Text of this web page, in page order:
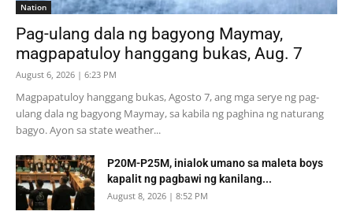
Nation
Pag-ulang dala ng bagyong Maymay,
magpapatuloy hanggang bukas, Aug. 7
August 6, 2026 | 6:23 PM
Magpapatuloy hanggang bukas, Agosto 7, ang mga serye ng pag-
ulang dala ng bagyong Maymay, sa kabila ng paghina ng naturang
bagyo. Ayon sa state weather...
P20M-P25M, inialok umano sa maleta boys
kapalit ng pagbawi ng kanilang...
August 8, 2026 | 8:52 PM